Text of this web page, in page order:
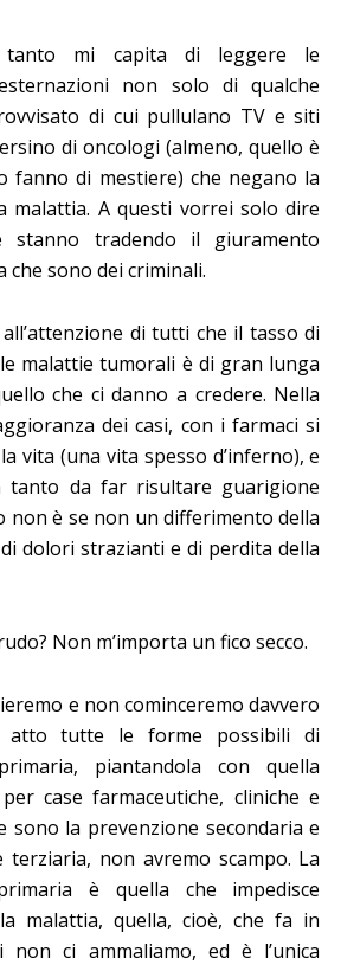
mi capita di leggere le
non solo di qualche
di cui pullulano TV e siti
di oncologi (almeno, quello è
fanno di mestiere) che negano la
malattia. A questi vorrei solo dire
stanno tradendo il giuramento
che sono dei criminali.
di tutti che il tasso di
malattie tumorali è di gran lunga
che ci danno a credere. Nella
dei casi, con i farmaci si
vita (una vita spesso d’inferno), e
tanto da far risultare guarigione
non è se non un differimento della
dolori strazianti e di perdita della
Non m’importa un fico secco.
e non cominceremo davvero
tutte le forme possibili di
piantandola con quella
case farmaceutiche, cliniche e
sono la prevenzione secondaria e
terziaria, non avremo scampo. La
è quella che impedisce
malattia, quella, cioè, che fa in
non ci ammaliamo, ed è l’unica